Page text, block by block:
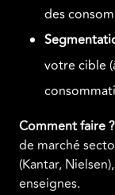
des
votre cible
Comment faire ?
de marché
(Kantar,
enseignes.